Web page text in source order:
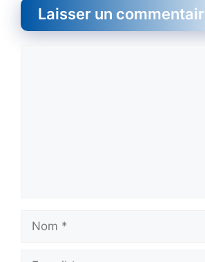
Laisser un
Nom